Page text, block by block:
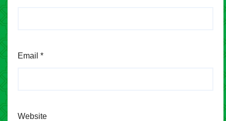
Email *
Website